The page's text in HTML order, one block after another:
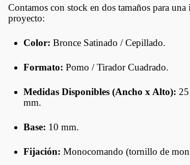
Revestimientos
Puertas Con Marco
Muletillas Y Picaportes
Contamos con stock en dos tamaños para
proyecto:
Color: Bronce Satinado / Cepillado.
Formato: Pomo / Tirador Cuadrado.
Medidas Disponibles (Ancho x Alto):
mm.
Base: 10 mm.
Fijación: Monocomando (tornillo de